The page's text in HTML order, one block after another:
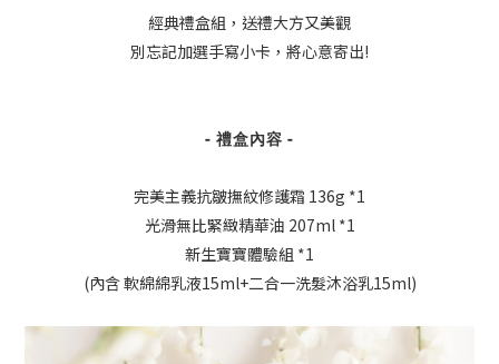
經典禮盒組，送禮大方又美觀
別忘記加選手寫小卡，將心意寄出!
- 禮盒內容 -
完美主義抗皺撫紋修護霜 136g *1
光滑無比緊緻精華油 207ml *1
新生寶寶體驗組 *1
(內含 軟綿綿乳液15ml+二合一洗髮沐浴乳15ml)